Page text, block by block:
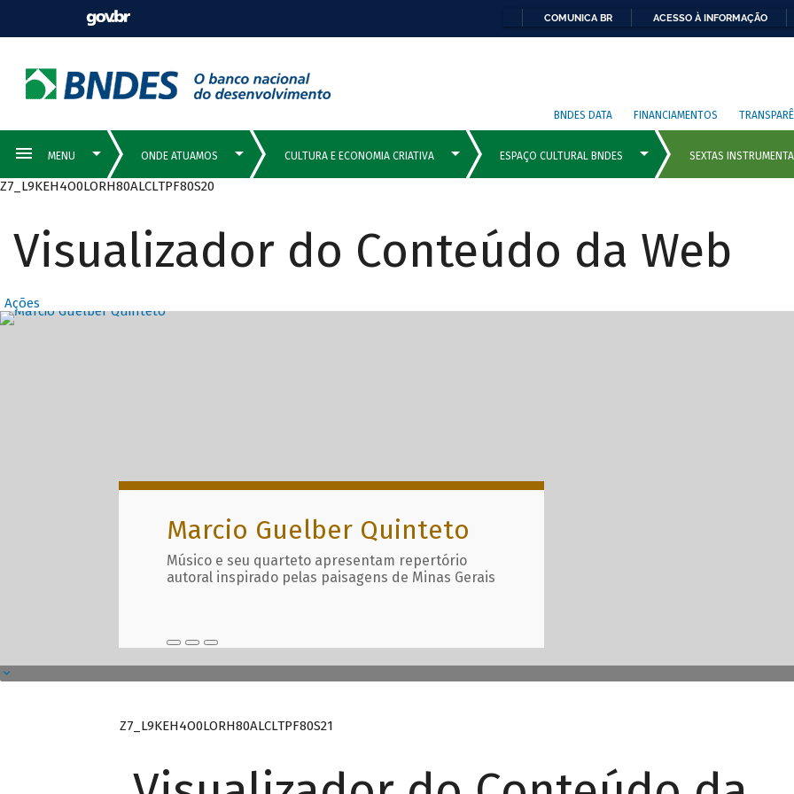
COMUNICA BR ACESSO À INFORMAÇÃO
BNDES DATA FINANCIAMENTOS
Z7_L9KEH4O0LORH80ALCLTPF80S20
Visualizador do Conteúdo da Web
Ações
Destaques Principais com
Marcio Guelber Quinteto
Músico e seu quarteto apresentam repertório
autoral inspirado pelas paisagens de Minas Gerais
Z7_L9KEH4O0LORH80ALCLTPF80S21